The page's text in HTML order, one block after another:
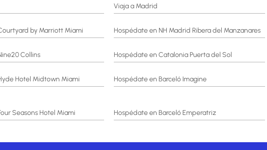
Viaja a Madrid
by Marriott Miami Hospédate en NH Madrid Ribera del Manzanares
Collins Hospédate en Catalonia Puerta del Sol
Hotel Midtown Miami Hospédate en Barceló Imagine
Seasons Hotel Miami Hospédate en Barceló Emperatriz